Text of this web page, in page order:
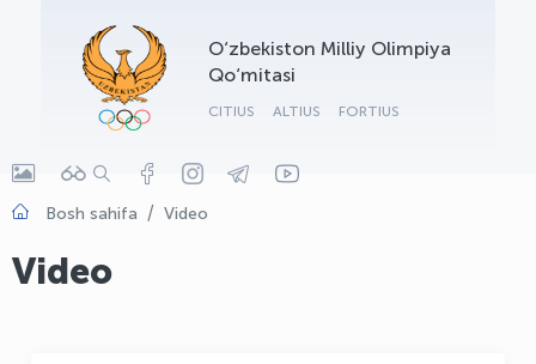
O‘zbekiston Milliy Olimpiya
Qo‘mitasi
CITIUS ALTIUS FORTIUS
Bosh sahifa Video
Video
OLYMPCHIK AI - yordamchi
Onlayn · olympic.uz